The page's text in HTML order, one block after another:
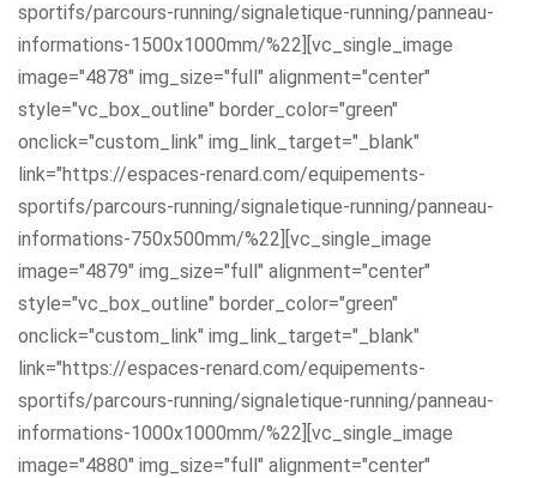
sportifs/parcours-running/signaletique-running/panneau-
informations-1500x1000mm/%22][vc_single_image
image="4878" img_size="full" alignment="center"
style="vc_box_outline" border_color="green"
onclick="custom_link" img_link_target="_blank"
link="https://espaces-renard.com/equipements-
sportifs/parcours-running/signaletique-running/panneau-
informations-750x500mm/%22][vc_single_image
image="4879" img_size="full" alignment="center"
style="vc_box_outline" border_color="green"
onclick="custom_link" img_link_target="_blank"
link="https://espaces-renard.com/equipements-
sportifs/parcours-running/signaletique-running/panneau-
informations-1000x1000mm/%22][vc_single_image
image="4880" img_size="full" alignment="center"